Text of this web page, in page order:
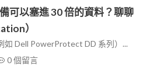
可以塞進 30 倍的資料？聊聊
）
Dell PowerProtect DD 系列）...
0個留言